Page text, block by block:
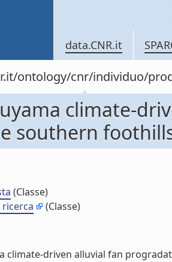
data.CNR.it
ontology/cnr/individuo/
climate-
southern
(Classe)
(Classe)
climate-driven alluvial fan